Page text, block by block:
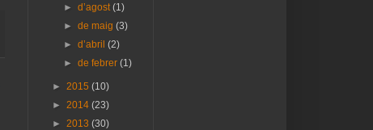
►d’agost(1)
►de maig(3)
►d’abril(2)
►de febrer(1)
► 2015 (10)
► 2014 (23)
► 2013 (30)